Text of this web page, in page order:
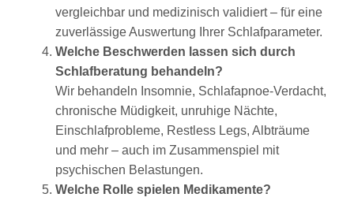
vergleichbar und medizinisch validiert – für eine
zuverlässige Auswertung Ihrer Schlafparameter.
Welche Beschwerden lassen sich durch
Schlafberatung behandeln?
Wir behandeln Insomnie, Schlafapnoe-Verdacht,
chronische Müdigkeit, unruhige Nächte,
Einschlafprobleme, Restless Legs, Albträume
und mehr – auch im Zusammenspiel mit
psychischen Belastungen.
Welche Rolle spielen Medikamente?